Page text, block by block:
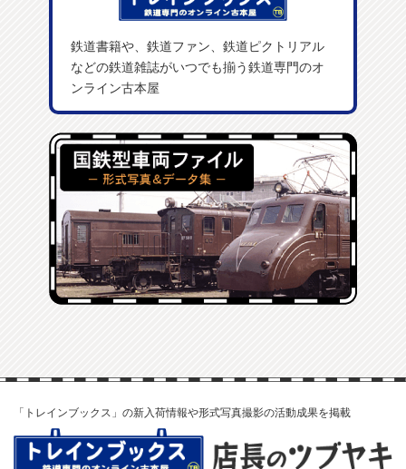
鉄道書籍や、鉄道ファン、鉄道ピクトリアル
などの鉄道雑誌がいつでも揃う鉄道専門のオ
ンライン古本屋
「トレインブックス」の新入荷情報や形式写真撮影の活動成果を掲載